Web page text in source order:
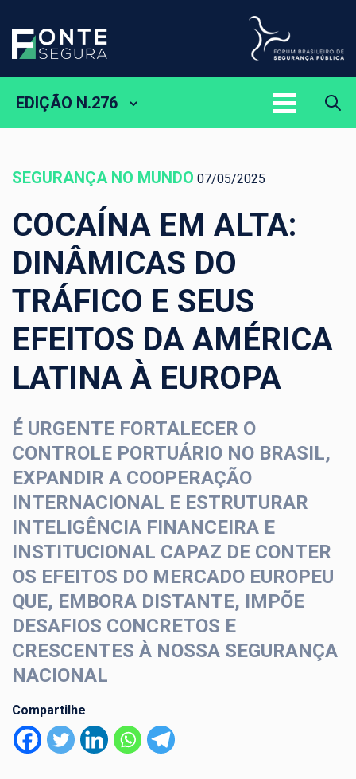
EDIÇÃO N.276
SEGURANÇA NO MUNDO 07/05/2025
COCAÍNA EM ALTA:
DINÂMICAS DO
TRÁFICO E SEUS
EFEITOS DA AMÉRICA
LATINA À EUROPA
É URGENTE FORTALECER O
CONTROLE PORTUÁRIO NO BRASIL,
EXPANDIR A COOPERAÇÃO
INTERNACIONAL E ESTRUTURAR
INTELIGÊNCIA FINANCEIRA E
INSTITUCIONAL CAPAZ DE CONTER
OS EFEITOS DO MERCADO EUROPEU
QUE, EMBORA DISTANTE, IMPÕE
DESAFIOS CONCRETOS E
CRESCENTES À NOSSA SEGURANÇA
NACIONAL
Compartilhe